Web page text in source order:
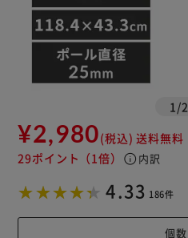
1 /2
¥2,980(税込) 送料無料
29ポイント （1倍） info 内訳
4.33 186件